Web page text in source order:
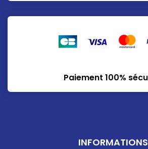
Paiement 100%
INFORMATIONS